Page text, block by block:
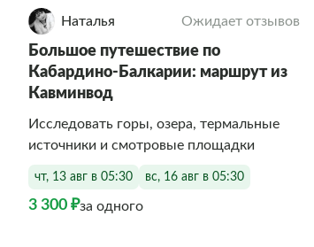
Наталья Ожидает отзывов
Большое путешествие по
Кабардино-Балкарии: маршрут из
Кавминвод
Исследовать горы, озера, термальные
источники и смотровые площадки
чт, 13 авг в 05:30 вс, 16 авг в 05:30
3 300 ₽за одного